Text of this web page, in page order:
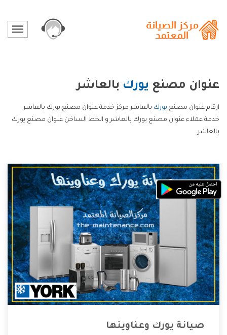
عنوان مصنع يورك بالعاشر
ارقام عنوان مصنع يورك بالعاشر مركز خدمة عنوان مصنع يورك بالعاشر
خدمة عملاء عنوان مصنع يورك بالعاشر و الخط الساخن عنوان مصنع يورك
بالعاشر.
صيانة يورك وعناوينها